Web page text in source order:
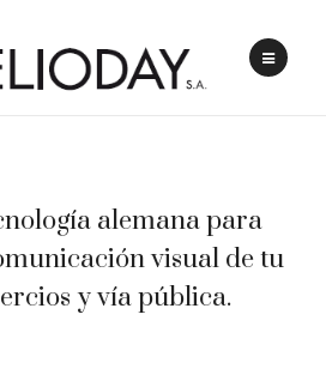
alemana para
visual de tu
y vía pública.